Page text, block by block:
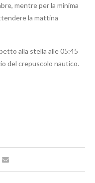
mentre per la minima
la mattina
alla stella alle 05:45
del crepuscolo nautico.